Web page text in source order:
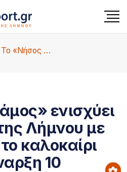
Το «Νήσος Σάμος» ενισχύει τη σύνδεση της Λήμνου με την Καβάλα το καλοκαίρι του 2026 .Έναρξη 10 Ιουλίου.
ενισχύει
Λήμνου με
καλοκαίρι
10